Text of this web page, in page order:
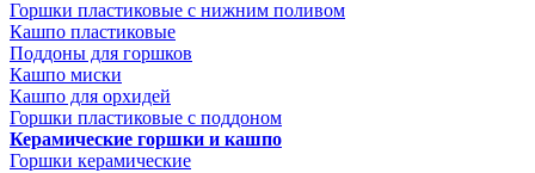
Горшки пластиковые с нижним поливом
Кашпо пластиковые
Поддоны для горшков
Кашпо миски
Кашпо для орхидей
Горшки пластиковые с поддоном
Керамические горшки и кашпо
Горшки керамические